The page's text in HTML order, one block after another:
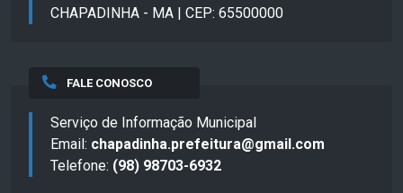
CHAPADINHA - MA | CEP: 65500000
FALE CONOSCO
Serviço de Informação Municipal
Email: chapadinha.prefeitura@gmail.com
Telefone: (98) 98703-6932